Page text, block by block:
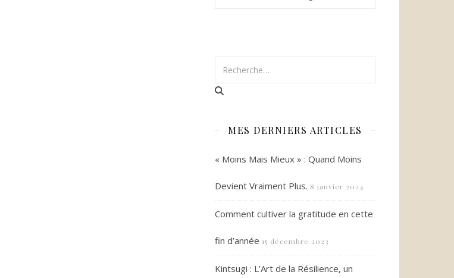
MES DERNIERS ARTICLES
« Moins Mais Mieux » : Quand Moins
Devient Vraiment Plus. 8 janvier 2024
Comment cultiver la gratitude en cette
fin d’année 15 décembre 2023
Kintsugi : L’Art de la Résilience, un